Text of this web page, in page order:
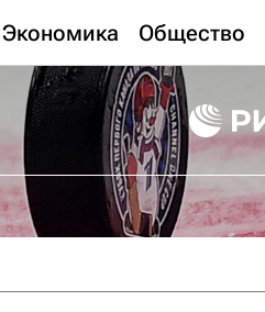
Экономика Общество